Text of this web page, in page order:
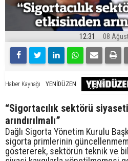
12:31 08
Haber Kaynağı YENİDÜZEN
“Sigortacılık sektörü
arındırılmalı”
Dağlı Sigorta Yönetim Kurulu
sigorta primlerinin
göstererek, sektörün teknik ve